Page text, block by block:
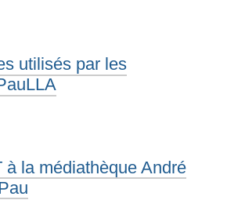
utilisés par les
à la médiathèque André